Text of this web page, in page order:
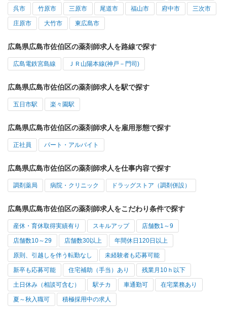
呉市 竹原市 三原市 尾道市 福山市 府中市 三次市
庄原市 大竹市 東広島市
広島県広島市佐伯区の薬剤師求人を路線で探す
広島電鉄宮島線 ＪＲ山陽本線(神戸－門司)
広島県広島市佐伯区の薬剤師求人を駅で探す
五日市駅 楽々園駅
広島県広島市佐伯区の薬剤師求人を雇用形態で探す
正社員 パート・アルバイト
広島県広島市佐伯区の薬剤師求人を仕事内容で探す
調剤薬局 病院・クリニック ドラッグストア（調剤併設）
広島県広島市佐伯区の薬剤師求人をこだわり条件で探す
産休・育休取得実績有り スキルアップ 店舗数1～9
店舗数10～29 店舗数30以上 年間休日120日以上
原則、引越しを伴う転勤なし 未経験者も応募可能
新卒も応募可能 住宅補助（手当）あり 残業月10ｈ以下
土日休み（相談可含む） 駅チカ 車通勤可 在宅業務あり
夏～秋入職可 積極採用中の求人